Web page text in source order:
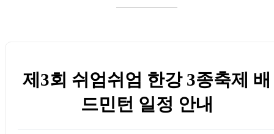
제3회 쉬엄쉬엄 한강 3종축제 배
드민턴 일정 안내